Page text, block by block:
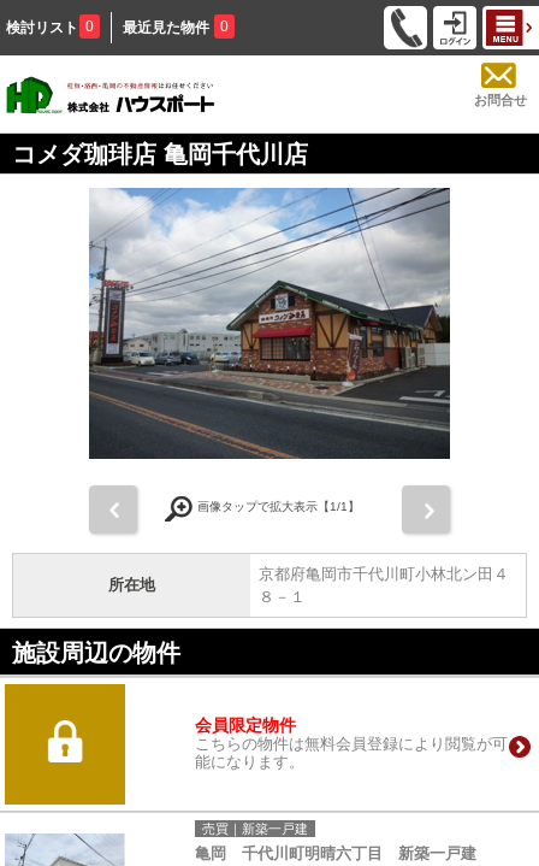
検討リスト 0 最近見た物件 0
お問合せ
コメダ珈琲店 亀岡千代川店
画像タップで拡大表示【1/1】
所在地
京都府亀岡市千代川町小林北ン田４
８－１
施設周辺の物件
会員限定物件
こちらの物件は無料会員登録により閲覧が可
能になります。
売買｜新築一戸建
亀岡 千代川町明晴六丁目 新築一戸建